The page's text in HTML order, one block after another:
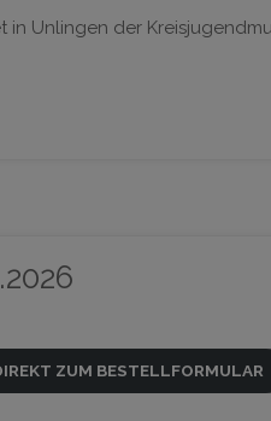
in Unlingen der
ZUM BESTELLFORMULAR